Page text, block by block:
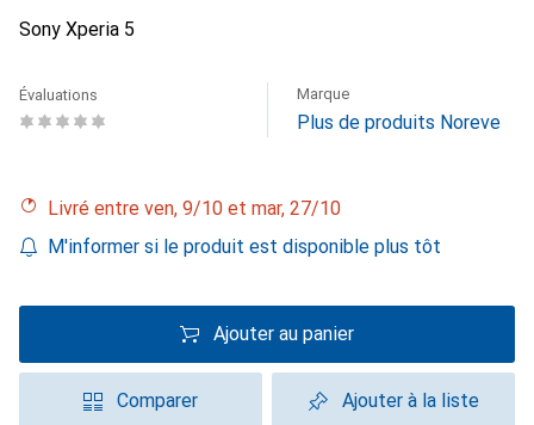
Sony Xperia 5
Évaluations Marque
Plus de produits Noreve
Livré entre ven, 9/10 et mar, 27/10
M'informer si le produit est disponible plus tôt
Ajouter au panier
Comparer Ajouter à la liste